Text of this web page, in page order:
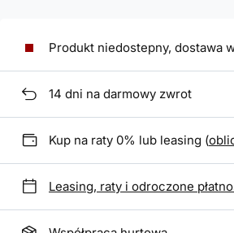
Produkt niedostepny, dostawa
14 dni na darmowy zwrot
Kup na raty 0% lub leasing (
Leasing, raty i odroczone